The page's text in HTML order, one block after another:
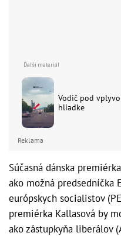
Vodič pod
hliadke
Reklama
Súčasná dánska
ako možná predsedníčka
európskych socialistov
premiérka Kallasová by
ako zástupkyňa liberálov